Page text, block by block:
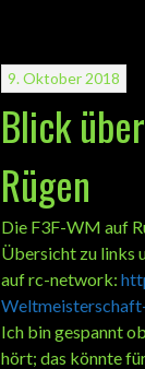
9. Oktober 2018
Blick
Rügen
Die F3F-WM auf
Übersicht zu links
auf rc-network:
Ich bin gespannt
hört; das könnte